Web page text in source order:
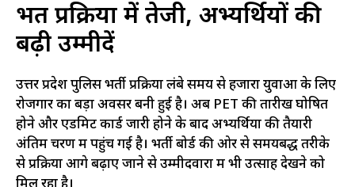
भर्ती प्रक्रिया में तेजी, अभ्यर्थियों की
बढ़ी उम्मीदें
उत्तर प्रदेश पुलिस भर्ती प्रक्रिया लंबे समय से हजारों युवाओं के लिए
रोजगार का बड़ा अवसर बनी हुई है। अब PET की तारीख घोषित
होने और एडमिट कार्ड जारी होने के बाद अभ्यर्थियों की तैयारी
अंतिम चरण में पहुंच गई है। भर्ती बोर्ड की ओर से समयबद्ध तरीके
से प्रक्रिया आगे बढ़ाए जाने से उम्मीदवारों में भी उत्साह देखने को